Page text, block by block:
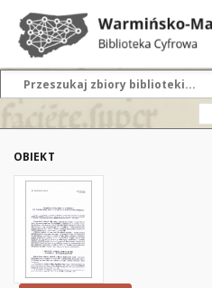
OBIEKT